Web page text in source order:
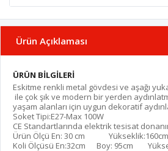
Ürün Açıklaması
ÜRÜN BİLGİLERİ
Eskitme renkli metal gövdesi ve aşağı
ile çok şık ve modern bir yerden
yaşam alanları için uygun dekoratif
Soket Tipi:E27-Max 100W
CE Standartlarında elektrik tesisat
Ürün Ölçü En: 30 cm
Koli Ölçüsü En:32cm Boy: 95cm